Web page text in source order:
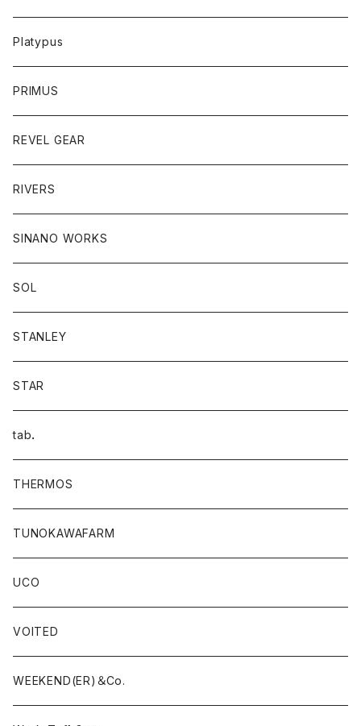
Platypus
PRIMUS
REVEL GEAR
RIVERS
SINANO WORKS
SOL
STANLEY
STAR
tab．
THERMOS
TUNOKAWAFARM
UCO
VOITED
WEEKEND(ER)＆Co.